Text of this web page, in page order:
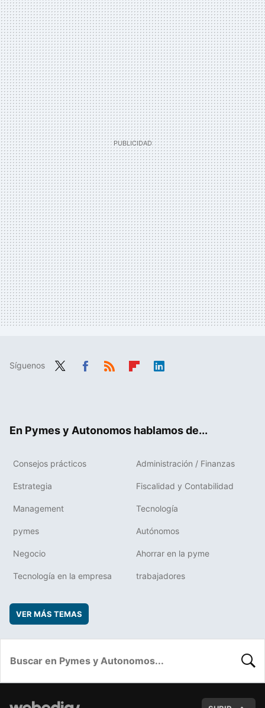
Síguenos
En Pymes y Autonomos hablamos de...
Consejos prácticos Administración / Finanzas
Estrategia Fiscalidad y Contabilidad
Management Tecnología
pymes Autónomos
Negocio Ahorrar en la pyme
Tecnología en la empresa trabajadores
VER MÁS TEMAS